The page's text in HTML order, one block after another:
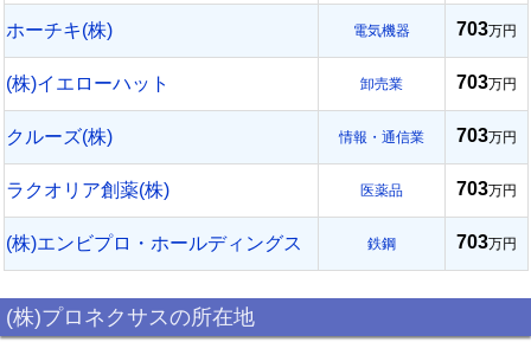
ホーチキ(株) 電気機器 703万円
(株)イエローハット 卸売業 703万円
クルーズ(株) 情報・通信業 703万円
ラクオリア創薬(株) 医薬品 703万円
(株)エンビプロ・ホールディングス 鉄鋼 703万円
(株)プロネクサスの所在地